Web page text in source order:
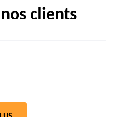
clients